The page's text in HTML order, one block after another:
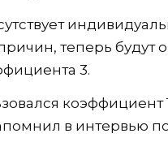
теперь будут
3.
коэффициент
в интервью